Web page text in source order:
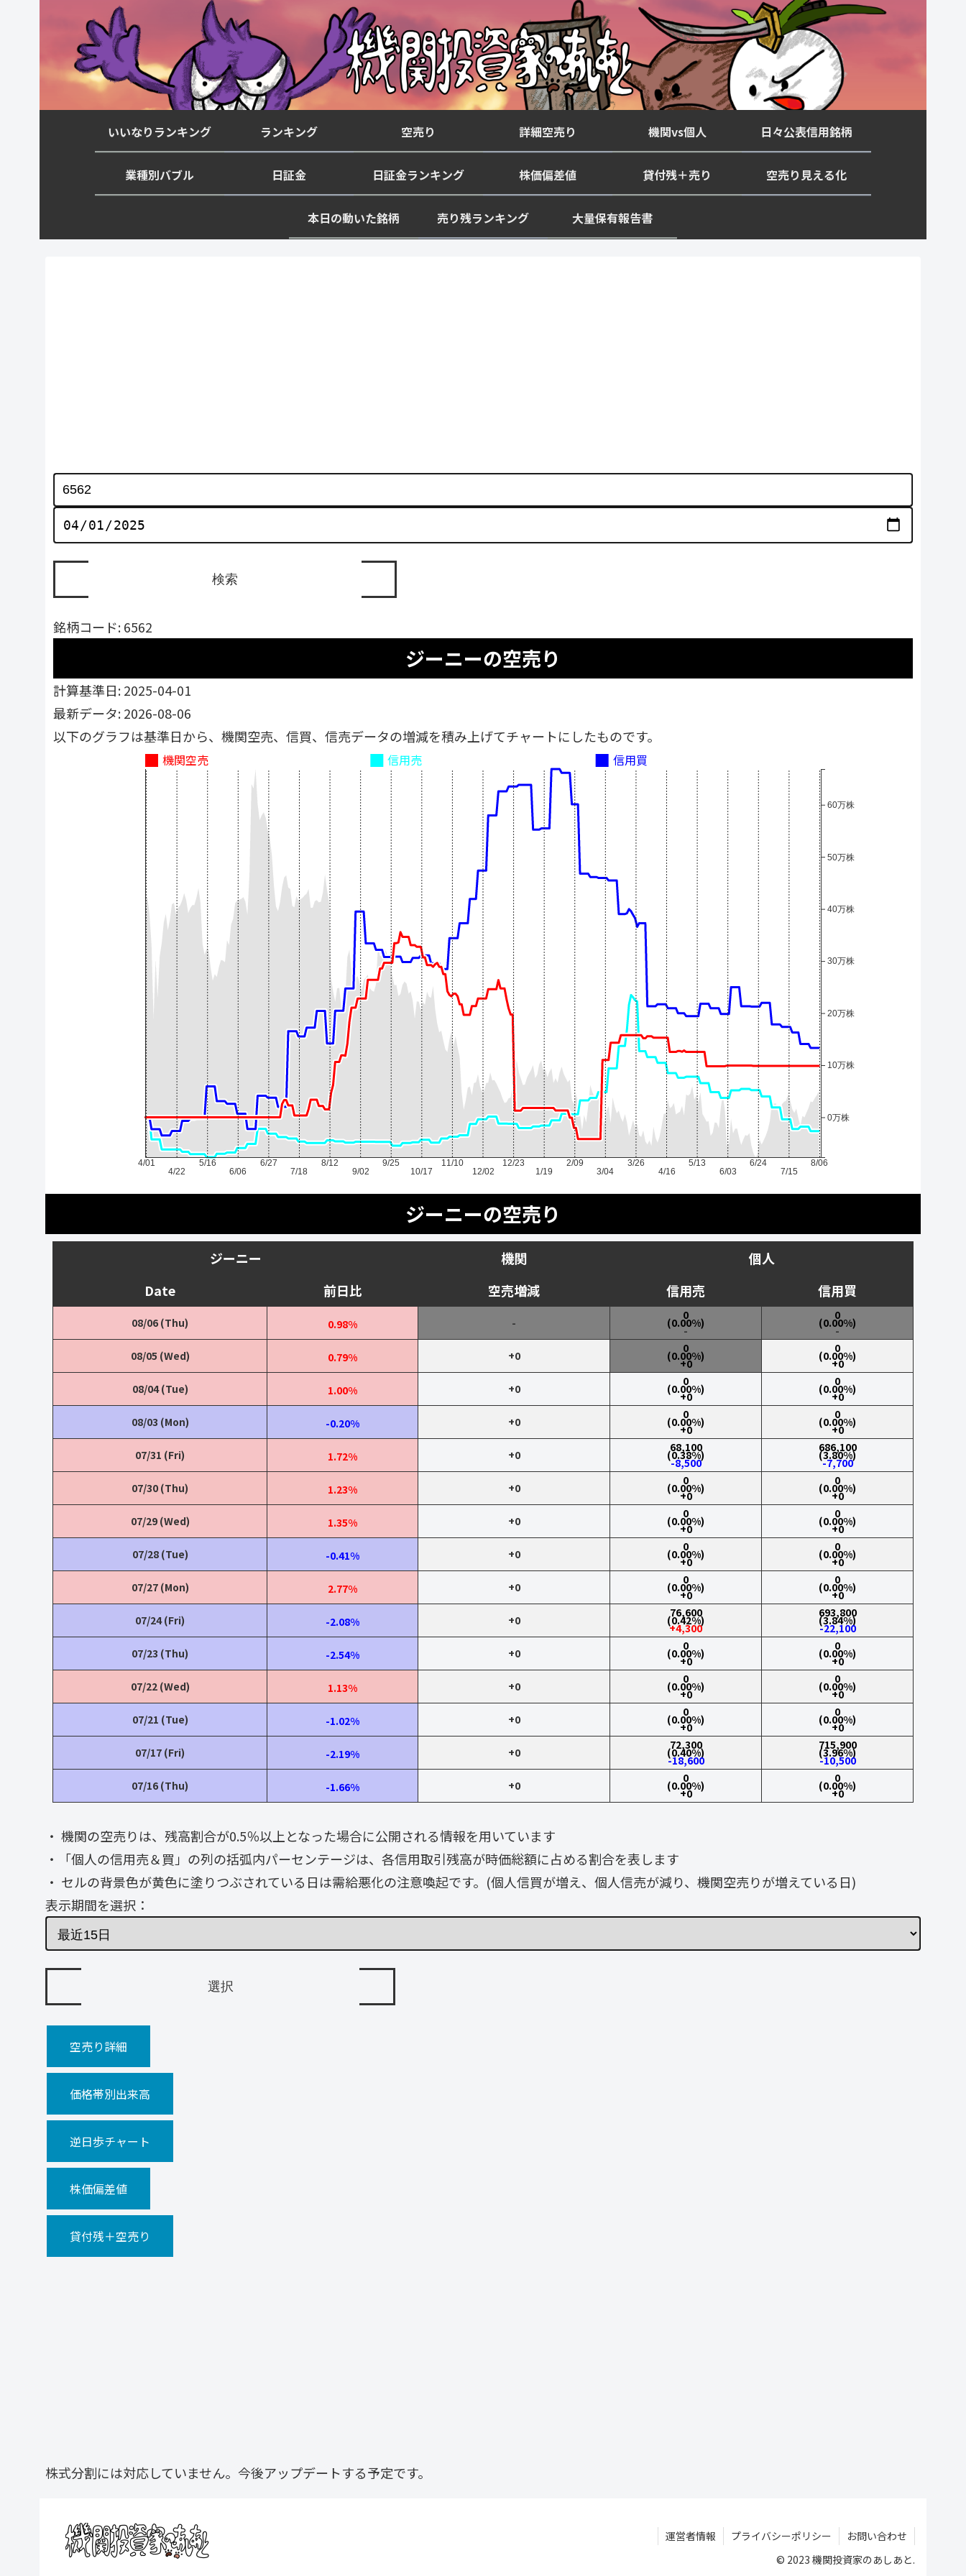
いいなりランキング ランキング 空売り 詳細空売り 機関vs個人 日々公表信用銘柄
業種別バブル 日証金 日証金ランキング 株価偏差値 貸付残＋売り 空売り見える化
本日の動いた銘柄 売り残ランキング 大量保有報告書
銘柄コード: 6562
ジーニーの空売り
計算基準日: 2025-04-01
最新データ: 2026-08-06
以下のグラフは基準日から、機関空売、信買、信売データの増減を積み上げてチャートにしたものです。
機関空売 信用売 信用買
4/01
4/22
5/16
6/06
6/27
7/18
8/12
9/02
9/25
10/17
11/10
12/02
12/23
1/19
2/09
3/04
3/26
4/16
5/13
6/03
6/24
7/15
8/06
0万株
10万株
20万株
30万株
40万株
50万株
60万株
ジーニーの空売り
ジーニー 機関
個人
Date
前日比 空売増減 信用売 信用買
08/06 (Thu) 0.98% -
0
(0.00%)
-
0
(0.00%)
-
08/05 (Wed)
0.79% +0
0
(0.00%)
+0
0
(0.00%)
+0
08/04 (Tue)
1.00% +0
0
(0.00%)
+0
0
(0.00%)
+0
08/03 (Mon)
-0.20% +0
0
(0.00%)
+0
0
(0.00%)
+0
07/31 (Fri)
1.72% +0
68,100
(0.38%)
-8,500
686,100
(3.80%)
-7,700
07/30 (Thu)
1.23% +0
0
(0.00%)
+0
0
(0.00%)
+0
07/29 (Wed)
1.35% +0
0
(0.00%)
+0
0
(0.00%)
+0
07/28 (Tue)
-0.41% +0
0
(0.00%)
+0
0
(0.00%)
+0
07/27 (Mon)
2.77% +0
0
(0.00%)
+0
0
(0.00%)
+0
07/24 (Fri)
-2.08% +0
76,600
(0.42%)
+4,300
693,800
(3.84%)
-22,100
07/23 (Thu)
-2.54% +0
0
(0.00%)
+0
0
(0.00%)
+0
07/22 (Wed)
1.13% +0
0
(0.00%)
+0
0
(0.00%)
+0
07/21 (Tue)
-1.02% +0
0
(0.00%)
+0
0
(0.00%)
+0
07/17 (Fri)
-2.19% +0
72,300
(0.40%)
-18,600
715,900
(3.96%)
-10,500
07/16 (Thu)
-1.66% +0
0
(0.00%)
+0
0
(0.00%)
+0
・ 機関の空売りは、残高割合が0.5％以上となった場合に公開される情報を用いています
・「個人の信用売＆買」の列の括弧内パーセンテージは、各信用取引残高が時価総額に占める割合を表します
・ セルの背景色が黄色に塗りつぶされている日は需給悪化の注意喚起です。(個人信買が増え、個人信売が減り、機関空売りが増えている日)
表示期間を選択：
空売り詳細
価格帯別出来高
逆日歩チャート
株価偏差値
貸付残＋空売り
株式分割には対応していません。今後アップデートする予定です。
運営者情報 プライバシーポリシー
お問い合わせ
© 2023 機関投資家のあしあと.